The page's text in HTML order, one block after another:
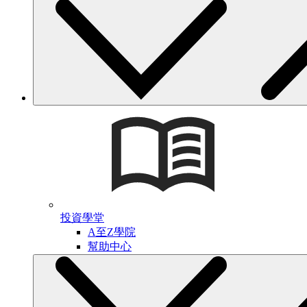
投資學堂
A至Z學院
幫助中心